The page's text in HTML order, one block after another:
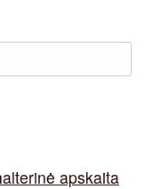
apskaita